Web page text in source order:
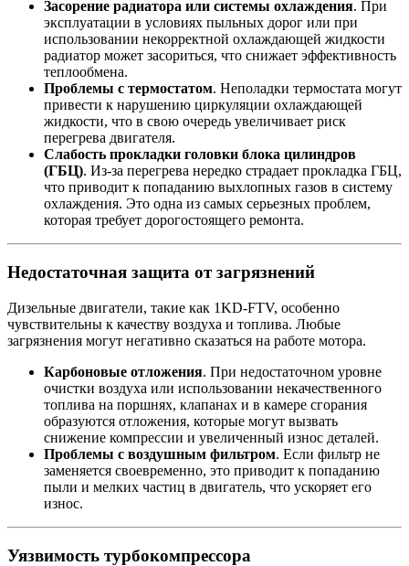
Засорение радиатора или системы охлаждения. При
эксплуатации в условиях пыльных дорог или при
использовании некорректной охлаждающей жидкости
радиатор может засориться, что снижает эффективность
теплообмена.
Проблемы с термостатом. Неполадки термостата могут
привести к нарушению циркуляции охлаждающей
жидкости, что в свою очередь увеличивает риск
перегрева двигателя.
Слабость прокладки головки блока цилиндров
(ГБЦ). Из-за перегрева нередко страдает прокладка ГБЦ,
что приводит к попаданию выхлопных газов в систему
охлаждения. Это одна из самых серьезных проблем,
которая требует дорогостоящего ремонта.
Недостаточная защита от загрязнений
Дизельные двигатели, такие как 1KD-FTV, особенно
чувствительны к качеству воздуха и топлива. Любые
загрязнения могут негативно сказаться на работе мотора.
Карбоновые отложения. При недостаточном уровне
очистки воздуха или использовании некачественного
топлива на поршнях, клапанах и в камере сгорания
образуются отложения, которые могут вызвать
снижение компрессии и увеличенный износ деталей.
Проблемы с воздушным фильтром. Если фильтр не
заменяется своевременно, это приводит к попаданию
пыли и мелких частиц в двигатель, что ускоряет его
износ.
Уязвимость турбокомпрессора